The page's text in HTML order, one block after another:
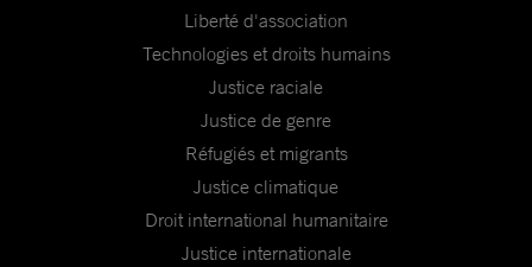
Liberté d'association
Technologies et droits humains
Justice raciale
Justice de genre
Réfugiés et migrants
Justice climatique
Droit international humanitaire
Justice internationale